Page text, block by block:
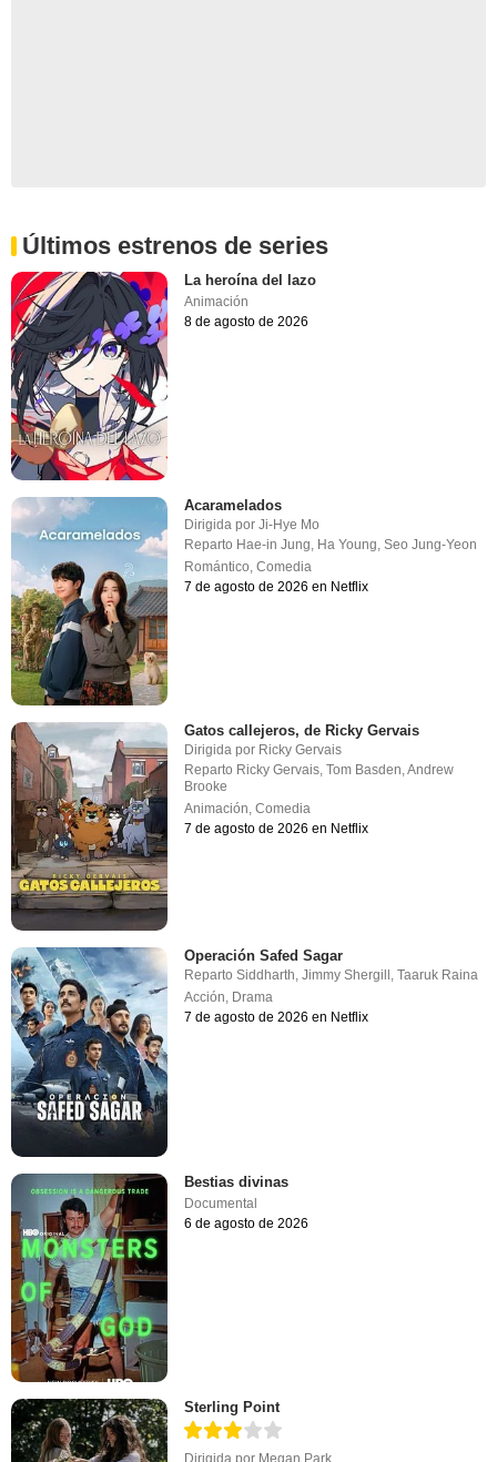
Últimos estrenos de series
La heroína del lazo
Animación
8 de agosto de 2026
Acaramelados
Dirigida porJi-Hye Mo
Reparto Hae-in Jung, Ha Young,Seo Jung-Yeon
Romántico,Comedia
7 de agosto de 2026 en Netflix
Gatos callejeros, de Ricky Gervais
Dirigida por Ricky Gervais
Reparto Ricky Gervais,Tom Basden,Andrew
Brooke
Animación,Comedia
7 de agosto de 2026 en Netflix
Operación Safed Sagar
RepartoSiddharth,Jimmy Shergill ,Taaruk Raina
Acción, Drama
7 de agosto de 2026 en Netflix
Bestias divinas
Documental
6 de agosto de 2026
Sterling Point
Dirigida por Megan Park